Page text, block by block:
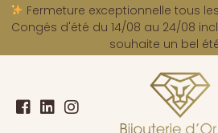
Fermeture exceptionnelle tous
Congés d'été du 14/08 au 24/08
souhaite un bel